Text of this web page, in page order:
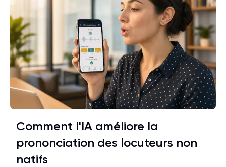
Comment l'IA améliore la
prononciation des locuteurs non
natifs